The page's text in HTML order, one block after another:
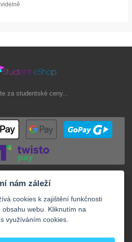
za studentské ceny...
nám záleží
cookies k zajištění funkčnosti
webu. Kliknutím na
využíváním cookies.